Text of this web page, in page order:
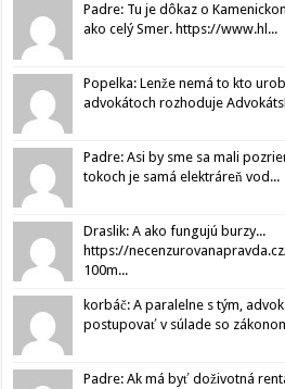
Padre: Tu je dôkaz o
ako celý Smer. https://www.hl...
Popelka: Lenže nemá to kto
advokátoch rozhoduje
Padre: Asi by sme sa mali
tokoch je samá elektráreň vod...
Draslik: A ako fungujú burzy...
https://
100m...
korbáč: A paralelne s tým,
postupovať v súlade so
Padre: Ak má byť doživotná